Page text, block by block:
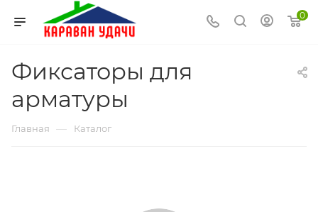
0
Фиксаторы для
арматуры
Главная — Каталог